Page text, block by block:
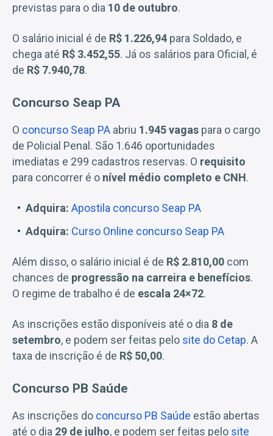
previstas para o dia 10 de outubro.
O salário inicial é de R$ 1.226,94 para Soldado, e
chega até R$ 3.452,55. Já os salários para Oficial, é
de R$ 7.940,78.
Concurso Seap PA
O concurso Seap PA abriu 1.945 vagas para o cargo
de Policial Penal. São 1.646 oportunidades
imediatas e 299 cadastros reservas. O requisito
para concorrer é o nível médio completo e CNH.
Adquira: Apostila concurso Seap PA
Adquira: Curso Online concurso Seap PA
Além disso, o salário inicial é de R$ 2.810,00 com
chances de progressão na carreira e benefícios.
O regime de trabalho é de escala 24×72.
As inscrições estão disponíveis até o dia 8 de
setembro, e podem ser feitas pelo site do Cetap. A
taxa de inscrição é de R$ 50,00.
Concurso PB Saúde
As inscrições do concurso PB Saúde estão abertas
até o dia 29 de julho, e podem ser feitas pelo site